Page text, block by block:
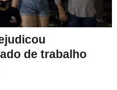
de trabalho